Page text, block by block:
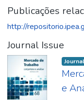
Publicações
http://
Journal Issue
e